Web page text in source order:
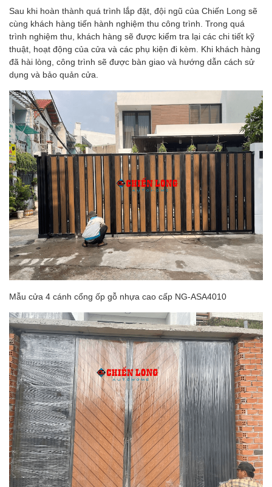
Sau khi hoàn thành quá trình lắp đặt, đội ngũ của Chiến Long sẽ
cùng khách hàng tiến hành nghiệm thu công trình. Trong quá
trình nghiệm thu, khách hàng sẽ được kiểm tra lại các chi tiết kỹ
thuật, hoạt động của cửa và các phụ kiện đi kèm. Khi khách hàng
đã hài lòng, công trình sẽ được bàn giao và hướng dẫn cách sử
dụng và bảo quản cửa.
Mẫu cửa 4 cánh cổng ốp gỗ nhựa cao cấp NG-ASA4010